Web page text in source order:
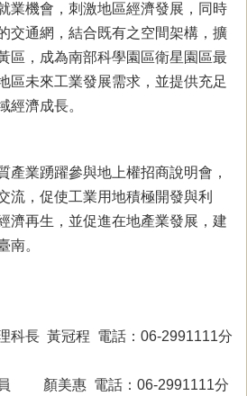
業機會，刺激地區經濟發展，同時
交通網，結合既有之空間架構，擴
區，成為南部科學園區衛星園區最
區未來工業發展需求，並提供充足
經濟成長。
產業踴躍參與地上權招商說明會，
流，促使工業用地積極開發與利
濟再生，並促進在地產業發展，建
南。
科長 黃冠程 電話：06-2991111分
員 顏美惠 電話：06-2991111分